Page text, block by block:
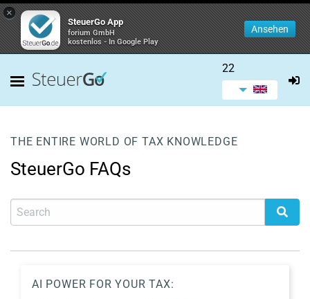
×
SteuerGo App
forium GmbH
kostenlos - In Google Play
Ansehen
22
THE ENTIRE WORLD OF TAX KNOWLEDGE
SteuerGo FAQs
AI POWER FOR YOUR TAX: